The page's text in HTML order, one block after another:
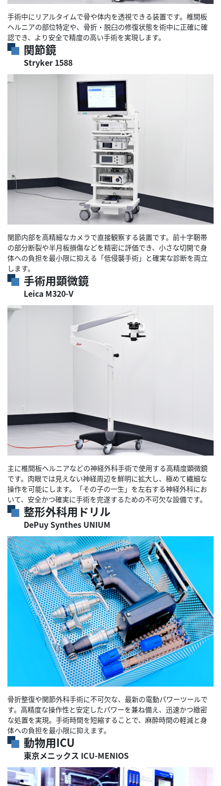
手術中にリアルタイムで骨や体内を透視できる装置です。椎間板
ヘルニアの部位特定や、骨折・脱臼の修復状態を術中に正確に確
認でき、より安全で精度の高い手術を実現します。
関節鏡
Stryker 1588
関節内部を高精細なカメラで直接観察する装置です。前十字靭帯
の部分断裂や半月板損傷などを精密に評価でき、小さな切開で身
体への負担を最小限に抑える「低侵襲手術」と確実な診断を両立
します。
手術用顕微鏡
Leica M320-V
主に椎間板ヘルニアなどの神経外科手術で使用する高精度顕微鏡
です。肉眼では見えない神経周辺を鮮明に拡大し、極めて繊細な
操作を可能にします。「その子の一生」を左右する神経外科にお
いて、安全かつ確実に手術を完遂するための不可欠な設備です。
整形外科用ドリル
DePuy Synthes UNIUM
骨折整復や関節外科手術に不可欠な、最新の電動パワーツールで
す。高精度な操作性と安定したパワーを兼ね備え、迅速かつ緻密
な処置を実現。手術時間を短縮することで、麻酔時間の軽減と身
体への負担を最小限に抑えます。
動物用ICU
東京メニックス ICU-MENIOS